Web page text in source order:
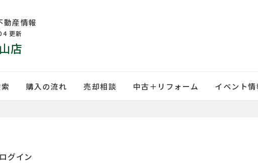
動産情報
更新
店
購入の流れ 売却相談 中古＋リフォーム イベント情
ログイン